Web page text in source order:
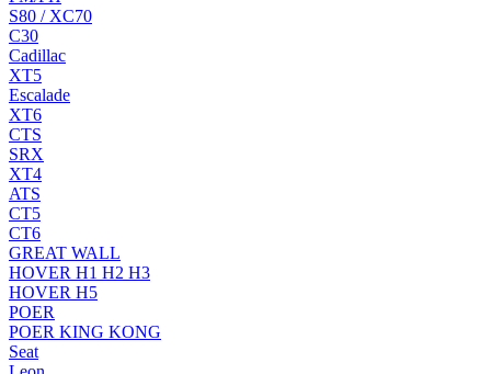
S80 / XC70
C30
Cadillac
XT5
Escalade
XT6
CTS
SRX
XT4
ATS
CT5
CT6
GREAT WALL
HOVER H1 H2 H3
HOVER H5
POER
POER KING KONG
Seat